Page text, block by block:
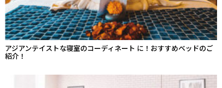
アジアンテイストな寝室のコーディネート に！おすすめベッドのご
紹介！